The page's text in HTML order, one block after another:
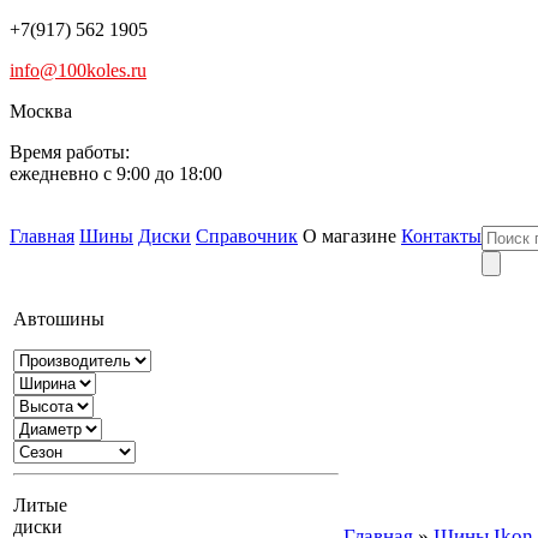
+7(917) 562 1905
info@100koles.ru
Москва
Время работы:
ежедневно с 9:00 до 18:00
Главная Шины Диски Справочник О магазине Контакты
Автошины
Литые
диски